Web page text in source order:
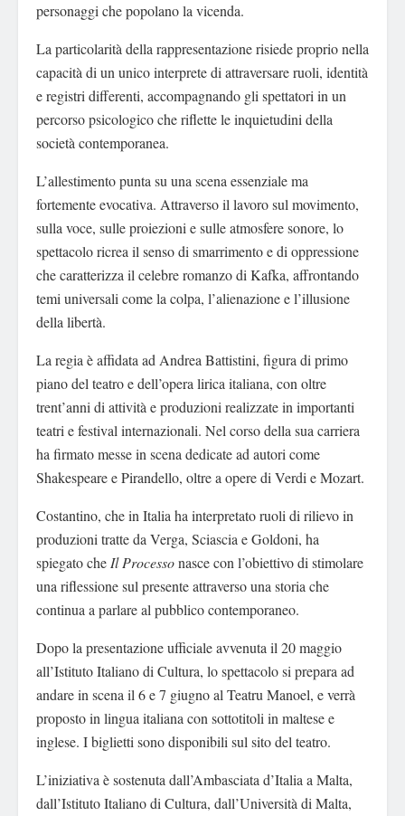
personaggi che popolano la vicenda.
La particolarità della rappresentazione risiede proprio nella
capacità di un unico interprete di attraversare ruoli, identità
e registri differenti, accompagnando gli spettatori in un
percorso psicologico che riflette le inquietudini della
società contemporanea.
L’allestimento punta su una scena essenziale ma
fortemente evocativa. Attraverso il lavoro sul movimento,
sulla voce, sulle proiezioni e sulle atmosfere sonore, lo
spettacolo ricrea il senso di smarrimento e di oppressione
che caratterizza il celebre romanzo di Kafka, affrontando
temi universali come la colpa, l’alienazione e l’illusione
della libertà.
La regia è affidata ad Andrea Battistini, figura di primo
piano del teatro e dell’opera lirica italiana, con oltre
trent’anni di attività e produzioni realizzate in importanti
teatri e festival internazionali. Nel corso della sua carriera
ha firmato messe in scena dedicate ad autori come
Shakespeare e Pirandello, oltre a opere di Verdi e Mozart.
Costantino, che in Italia ha interpretato ruoli di rilievo in
produzioni tratte da Verga, Sciascia e Goldoni, ha
spiegato che Il Processonasce con l’obiettivo di stimolare
una riflessione sul presente attraverso una storia che
continua a parlare al pubblico contemporaneo.
Dopo la presentazione ufficiale avvenuta il 20 maggio
all’Istituto Italiano di Cultura, lo spettacolo si prepara ad
andare in scena il 6 e 7 giugno al Teatru Manoel, e verrà
proposto in lingua italiana con sottotitoli in maltese e
inglese. I biglietti sono disponibili sul sito del teatro.
L’iniziativa è sostenuta dall’Ambasciata d’Italia a Malta,
dall’Istituto Italiano di Cultura, dall’Università di Malta,